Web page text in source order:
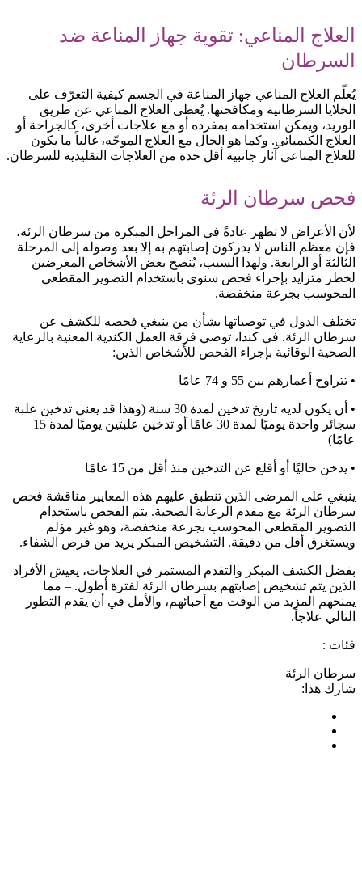
العلاج المناعي: تقوية جهاز المناعة ضد
السرطان
يُعلّم العلاج المناعي جهاز المناعة في الجسم كيفية التعرّف على
الخلايا السرطانية ومكافحتها. يُعطى العلاج المناعي عن طريق
الوريد، ويمكن استخدامه بمفرده أو مع علاجات أخرى، كالجراحة أو
العلاج الكيميائي. وكما هو الحال مع العلاج الموجّه، غالباً ما يكون
للعلاج المناعي آثار جانبية أقل حدة من العلاجات التقليدية للسرطان.
فحص سرطان الرئة
لأن الأعراض لا تظهر عادةً في المراحل المبكرة من سرطان الرئة،
فإن معظم الناس لا يدركون إصابتهم به إلا بعد وصوله إلى المرحلة
الثالثة أو الرابعة. ولهذا السبب، يُنصح بعض الأشخاص المعرضين
لخطر متزايد بإجراء فحص سنوي باستخدام التصوير المقطعي
المحوسب بجرعة منخفضة.
تختلف الدول في توصياتها بشأن من ينبغي فحصه للكشف عن
سرطان الرئة. في كندا، توصي فرقة العمل الكندية المعنية بالرعاية
الصحية الوقائية بإجراء الفحص للأشخاص الذين:
• تتراوح أعمارهم بين 55 و 74 عامًا
• أن يكون لديه تاريخ تدخين لمدة 30 سنة (وهذا قد يعني تدخين علبة
سجائر واحدة يوميًا لمدة 30 عامًا أو تدخين علبتين يوميًا لمدة 15
عامًا)
• يدخن حاليًا أو أقلع عن التدخين منذ أقل من 15 عامًا
ينبغي على المرضى الذين تنطبق عليهم هذه المعايير مناقشة فحص
سرطان الرئة مع مقدم الرعاية الصحية. يتم الفحص باستخدام
التصوير المقطعي المحوسب بجرعة منخفضة، وهو غير مؤلم
ويستغرق أقل من دقيقة. التشخيص المبكر يزيد من فرص الشفاء.
بفضل الكشف المبكر والتقدم المستمر في العلاجات، يعيش الأفراد
الذين يتم تشخيص إصابتهم بسرطان الرئة لفترة أطول. – مما
يمنحهم المزيد من الوقت مع أحبائهم، والأمل في أن يقدم التطور
التالي علاجاً.
فئات :
سرطان الرئة
شارك هذا: